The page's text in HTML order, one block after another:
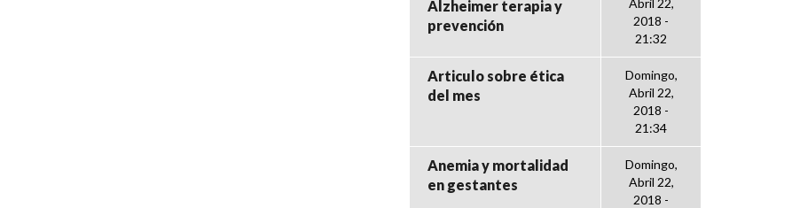
Alzheimer terapia y
prevención
Abril 22,
2018 -
21:32
Articulo sobre ética
del mes
Domingo,
Abril 22,
2018 -
21:34
Anemia y mortalidad
en gestantes
Domingo,
Abril 22,
2018 -